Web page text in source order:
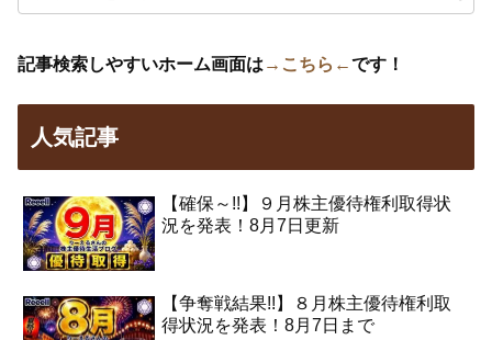
記事検索しやすいホーム画面は →こちら←です！
人気記事
【確保～!!】９月株主優待権利取得状
況を発表！8月7日更新
【争奪戦結果!!】８月株主優待権利取
得状況を発表！8月7日まで